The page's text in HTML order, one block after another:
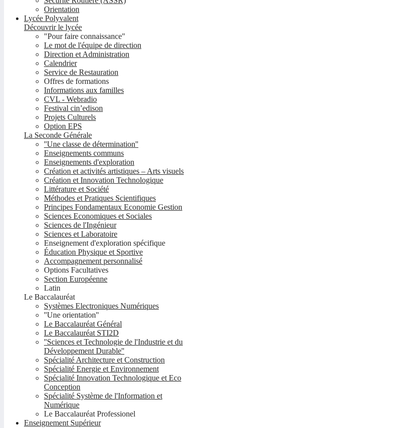
Orientation
Lycée Polyvalent
Découvrir le lycée
"Pour faire connaissance"
Le mot de l'équipe de direction
Direction et Administration
Calendrier
Service de Restauration
Offres de formations
Informations aux familles
CVL - Webradio
Festival cin’edison
Projets Culturels
Option EPS
La Seconde Générale
''Une classe de détermination''
Enseignements communs
Enseignements d'exploration
Création et activités artistiques – Arts visuels
Création et Innovation Technologique
Littérature et Société
Méthodes et Pratiques Scientifiques
Principes Fondamentaux Economie Gestion
Sciences Economiques et Sociales
Sciences de l'Ingénieur
Sciences et Laboratoire
Enseignement d'exploration spécifique
Éducation Physique et Sportive
Accompagnement personnalisé
Options Facultatives
Section Européenne
Latin
Le Baccalauréat
Systèmes Electroniques Numériques
''Une orientation''
Le Baccalauréat Général
Le Baccalauréat STI2D
''Sciences et Technologie de l'Industrie et du
Développement Durable''
Spécialité Architecture et Construction
Spécialité Energie et Environnement
Spécialité Innovation Technologique et Eco
Conception
Spécialité Système de l'Information et
Numérique
Le Baccalauréat Professionel
Enseignement Supérieur